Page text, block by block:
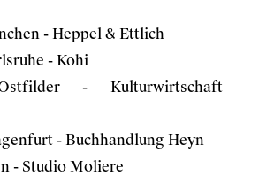
- Heppel & Ettlich
- Kohi
- Kulturwirtschaft
- Buchhandlung Heyn
- Studio Moliere